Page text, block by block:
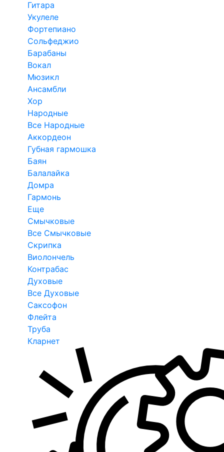
Гитара
Укулеле
Фортепиано
Сольфеджио
Барабаны
Вокал
Мюзикл
Ансамбли
Хор
Народные
Все Народные
Аккордеон
Губная гармошка
Баян
Балалайка
Домра
Гармонь
Еще
Смычковые
Все Смычковые
Скрипка
Виолончель
Контрабас
Духовые
Все Духовые
Саксофон
Флейта
Труба
Кларнет